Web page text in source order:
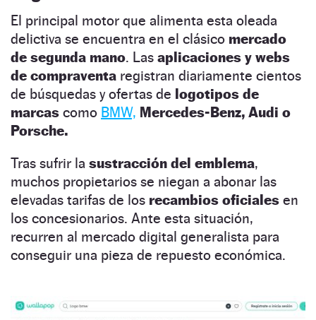
El principal motor que alimenta esta oleada
delictiva se encuentra en el clásico mercado
de segunda mano. Las aplicaciones y webs
de compraventa registran diariamente cientos
de búsquedas y ofertas de logotipos de
marcas como BMW, Mercedes-Benz, Audi o
Porsche.
Tras sufrir la sustracción del emblema,
muchos propietarios se niegan a abonar las
elevadas tarifas de los recambios oficiales en
los concesionarios. Ante esta situación,
recurren al mercado digital generalista para
conseguir una pieza de repuesto económica.